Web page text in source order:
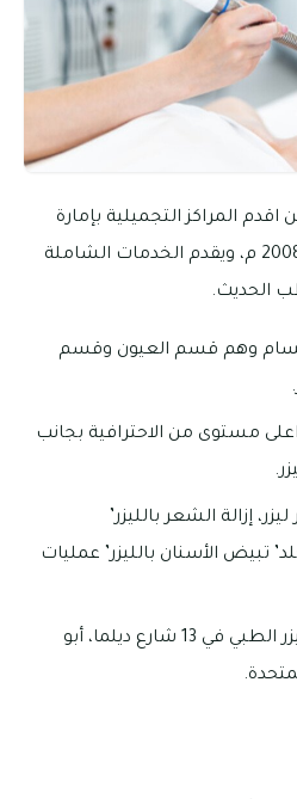
اقدم المراكز التجميلية بإمارة
ابوظبي، حيث تأسس بعام 2008 م، ويقدم الخدمات الشاملة
الحديث.
وهم قسم العيون وقسم
مستوى من الاحترافية بجانب
إزالة الشعر بالليزر’
تبيض الأسنان بالليزر’ عمليات
: يقع مركز انترا ليزر الطبي في 13 شارع ديلما، أبو